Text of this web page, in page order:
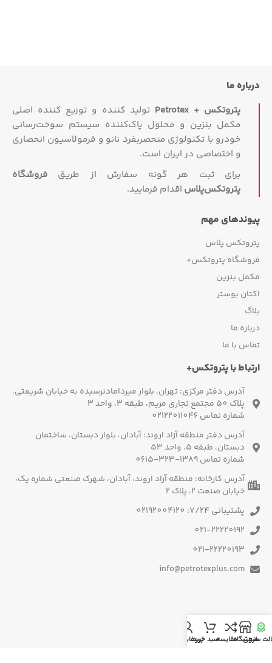
درباره ما
پتروتکس + Petrotex
تولید کننده و توزیع کننده اصلی
مکمل بنزین و محلول پاک‌کننده سیستم سوخت‌رسانی
خودرو با تکنولوژی منحصربفرد نانو و فرمولاسیون انحصاری
و اختصاصی در ایران است.
برای ثبت هر گونه سفارش از طریق فروشگاه
پتروتکس‏‌پلاس اقدام فرمایید.
پیوندهای مهم
پتروتکس پلاس
فروشگاه پتروتکس+
مکمل بنزین
اکتان بوستر
بلاگ
درباره ما
تماس با ما
ارتباط با پتروتکس+
آدرس دفتر مرکزی: تهران، بلوار میردامادنرسیده به خیابان شریعتی،
پلاک 50 مجتمع تجاری مریم، طبقه 3، واحد 3
شماره تماس 02122011046
آدرس دفتر منطقه آزاد اروند: آبادان، بلوار دبستان، ساختمان
دبستان، طبقه 5، واحد 53
شماره تماس 1389-323-0615
آدرس کارخانه: منطقه آزاد اروند، آبادان، شهرک صنعتی شماره یک،
خیابان صنعت 2، پلاک 2
پشتیبانی 7/24: 02192004120
021-22220192
021-22220193
info@petrotexplus.com
سنجی
فروشگاهمقایسهسبد خریدپروفایل من